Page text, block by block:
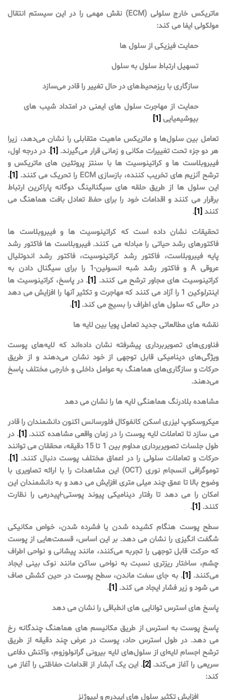
ماتریکس خارج سلولی (ECM) نقش مهمی را در این سیستم انتقال
مولکولی ایفا می کند:
حمایت فیزیکی از سلول ها
تسهیل ارتباط سلول به سلول
سازگاری با ریزمحیط‌های در حال تغییر را قادر می‌سازد
حمایت از مهاجرت سلول های ایمنی در امتداد شیب های
بیوشیمیایی[1]
تعامل بین سلول‌ها و ماتریکس ماهیت متقابلی را نشان می‌دهد، زیرا
هر دو جزء تحت تغییرات مکانی و زمانی قرار می‌گیرند. [1] . در درجه اول،
فیبروبلاست ها و کراتینوسیت ها با سنتز پروتئین های ماتریکس و
ترشح آنزیم های تخریب کننده، بازسازی ECM را تحریک می کنند.
[1]
.
این سلول ها از طریق حلقه های سیگنالینگ دوگانه پاراکرین ارتباط
برقرار می کنند و اقدامات خود را برای حفظ تعادل بافت هماهنگ می
کنند[1]
.
تحقیقات نشان داده است که کراتینوسیت ها و فیبروبلاست ها
فاکتورهای رشد حیاتی را مبادله می کنند. فیبروبلاست ها فاکتور رشد
پایه فیبروبلاست، فاکتور رشد کراتینوسیت، فاکتور رشد اندوتلیال
عروقی A و فاکتور رشد شبه انسولین-1 را برای سیگنال دادن به
کراتینوسیت های مجاور ترشح می کنند. [1] . در پاسخ، کراتینوسیت ها
اینترلوکین 1 را آزاد می کنند که مهاجرت و تکثیر آنها را افزایش می دهد
در حالی که سلول های اطراف را بسیج می کند. [1]
.
نقشه های مطالعاتی جدید تعامل پویا بین لایه ها
فناوری‌های تصویربرداری پیشرفته نشان داده‌اند که لایه‌های پوست
ویژگی‌های دینامیکی قابل توجهی از خود نشان می‌دهند و از طریق
حرکات و سازگاری‌های هماهنگ به عوامل داخلی و خارجی مختلف پاسخ
می‌دهند.
مشاهده بلادرنگ هماهنگی لایه ها را نشان می دهد
میکروسکوپ لیزری اسکن کانفوکال فلورسانس اکنون دانشمندان را قادر
می سازد تا تعاملات لایه پوست را در زمان واقعی مشاهده کنند. [1] . در
طول جلسات تصویربرداری مداوم بین 1 تا 15 دقیقه، محققان می توانند
حرکات و تعاملات سلولی را در اعماق مختلف پوست دنبال کنند. [1]
.
توموگرافی انسجام نوری (OCT) این مشاهدات را با ارائه تصاویری با
وضوح بالا تا عمق چند میلی متری افزایش می دهد و به دانشمندان این
امکان را می دهد تا رفتار دینامیکی پیوند پوستی-اپیدرمی را نظارت
کنند. [1]
.
سطح پوست هنگام کشیده شدن یا فشرده شدن، خواص مکانیکی
شگفت انگیزی را نشان می دهد. بر این اساس، قسمت‌هایی از پوست
که حرکت قابل توجهی را تجربه می‌کنند، مانند پیشانی و نواحی اطراف
چشم، ساختار ریزتری نسبت به نواحی ساکن مانند نوک بینی ایجاد
می‌کنند. [1] . به جای سفت ماندن، سطح پوست در حین کشش صاف
می شود و زیر فشار ایجاد می کند. [1]
.
پاسخ های استرس توانایی های انطباقی را نشان می دهد
پاسخ پوست به استرس از طریق مکانیسم های هماهنگ چندگانه رخ
می دهد. در طول استرس حاد، پوست در عرض چند دقیقه از طریق
ترشح اجسام لایه‌ای از سلول‌های لایه بیرونی گرانولوزوم، واکنش دفاعی
سریعی را آغاز می‌کند. [2] . این یک آبشار از اقدامات حفاظتی را آغاز می
کند:
افزایش تکثیر سلول های اپیدرم و لیپوژنز